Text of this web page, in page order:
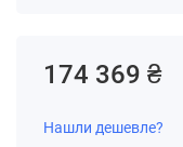
174 369 ₴
Нашли дешевле?